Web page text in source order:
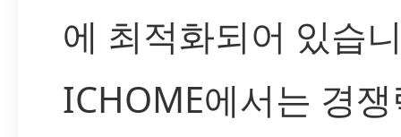
에 최적화되어 있습
ICHOME에서는 경